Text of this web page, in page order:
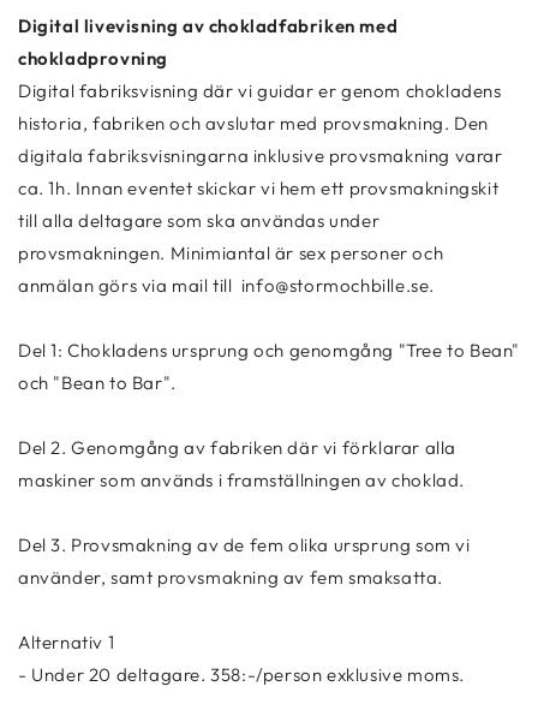
Digital livevisning av chokladfabriken med
chokladprovning
Digital fabriksvisning där vi guidar er genom chokladens
historia, fabriken och avslutar med provsmakning. Den
digitala fabriksvisningarna inklusive provsmakning varar
ca. 1h. Innan eventet skickar vi hem ett provsmakningskit
till alla deltagare som ska användas under
provsmakningen. Minimiantal är sex personer och
anmälan görs via mail till info@stormochbille.se.
Del 1: Chokladens ursprung och genomgång "Tree to Bean"
och "Bean to Bar".
Del 2. Genomgång av fabriken där vi förklarar alla
maskiner som används i framställningen av choklad.
Del 3. Provsmakning av de fem olika ursprung som vi
använder, samt provsmakning av fem smaksatta.
Alternativ 1
- Under 20 deltagare. 358:-/person exklusive moms.